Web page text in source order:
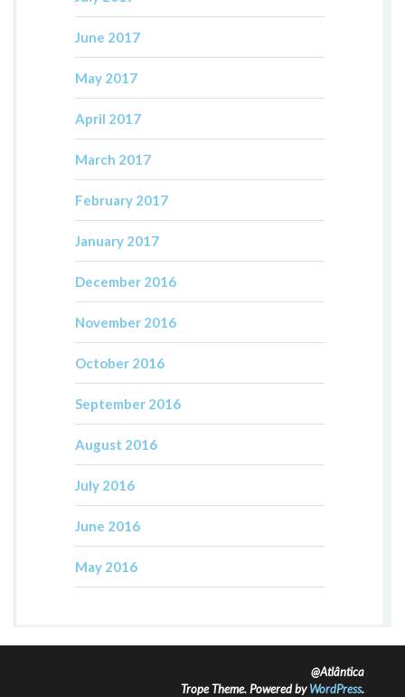
June 2017
May 2017
April 2017
March 2017
February 2017
January 2017
December 2016
November 2016
October 2016
September 2016
August 2016
July 2016
June 2016
May 2016
@Atlântica
Trope Theme. Powered byWordPress.